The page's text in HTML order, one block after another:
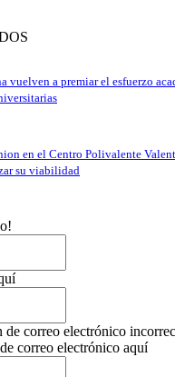
vuelven a premiar el esfuerzo
en el Centro Polivalente
su viabilidad
correo electrónico
correo electrónico aquí